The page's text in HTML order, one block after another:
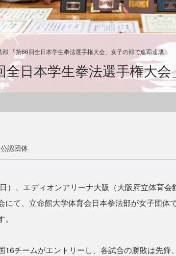
部 「第66回全日本学生拳法選手権大会」女子の部で連覇達成
全日本学生拳法選手権大
認団体
）、エディオンアリーナ大阪（大阪府立体育
にて、立命館大学体育会日本拳法部が女子団体
16チームがエントリーし、各試合の勝敗は先鋒